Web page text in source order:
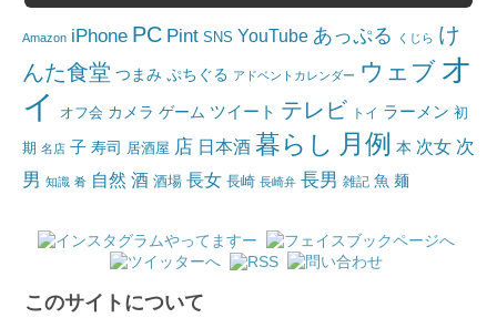
Amazon iPhone PC Pint SNS YouTube あっぷる くじら け
んた食堂 つまみ ぷちぐる アドベントカレンダー ウェブ オ
イ
オフ会 カメラ ゲーム ツイート テレビ トイ ラーメン 初
期 名店 子 寿司 居酒屋 店 日本酒 暮らし 月例 本 次女 次
男 知識 肴 自然 酒 酒場 長女 長崎 長崎弁 長男 雑記 魚 麺
このサイトについて